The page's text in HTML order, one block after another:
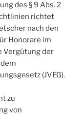
des § 9 Abs. 2
richtet
nach den
Honorare im
Vergütung der
(JVEG).
zu
von